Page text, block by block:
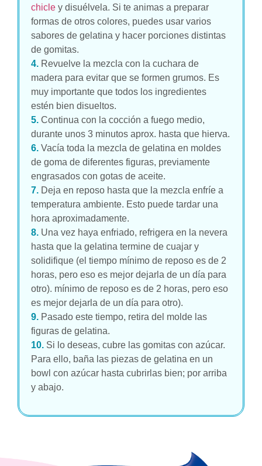
chicle y disuélvela. Si te animas a preparar
formas de otros colores, puedes usar varios
sabores de gelatina y hacer porciones distintas
de gomitas.
4. Revuelve la mezcla con la cuchara de
madera para evitar que se formen grumos. Es
muy importante que todos los ingredientes
estén bien disueltos.
5. Continua con la cocción a fuego medio,
durante unos 3 minutos aprox. hasta que hierva.
6. Vacía toda la mezcla de gelatina en moldes
de goma de diferentes figuras, previamente
engrasados con gotas de aceite.
7. Deja en reposo hasta que la mezcla enfríe a
temperatura ambiente. Esto puede tardar una
hora aproximadamente.
8. Una vez haya enfriado, refrigera en la nevera
hasta que la gelatina termine de cuajar y
solidifique (el tiempo mínimo de reposo es de 2
horas, pero eso es mejor dejarla de un día para
otro). mínimo de reposo es de 2 horas, pero eso
es mejor dejarla de un día para otro).
9. Pasado este tiempo, retira del molde las
figuras de gelatina.
10. Si lo deseas, cubre las gomitas con azúcar.
Para ello, baña las piezas de gelatina en un
bowl con azúcar hasta cubrirlas bien; por arriba
y abajo.